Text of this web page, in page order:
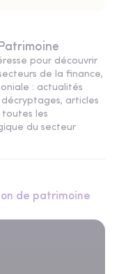
pour découvrir
de la finance,
: actualités
articles
les
du secteur
de patrimoine